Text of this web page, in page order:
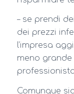
– se prendi
dei prezzi
l’impresa
meno
Comunque